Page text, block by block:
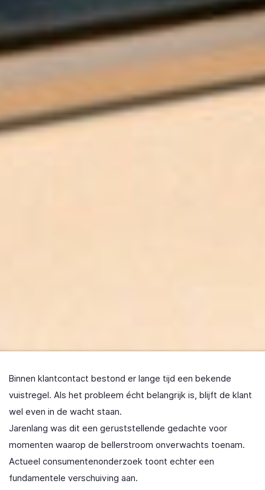
Binnen klantcontact bestond er lange tijd een bekende
vuistregel. Als het probleem écht belangrijk is, blijft de klant
wel even in de wacht staan.
Jarenlang was dit een geruststellende gedachte voor
momenten waarop de bellerstroom onverwachts toenam.
Actueel consumentenonderzoek toont echter een
fundamentele verschuiving aan.